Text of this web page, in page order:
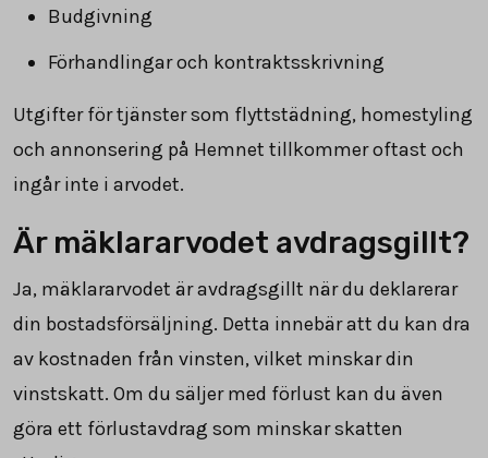
Budgivning
Förhandlingar och kontraktsskrivning
Utgifter för tjänster som flyttstädning, homestyling
och annonsering på Hemnet tillkommer oftast och
ingår inte i arvodet.
Är mäklararvodet avdragsgillt?
Ja, mäklararvodet är avdragsgillt när du deklarerar
din bostadsförsäljning. Detta innebär att du kan dra
av kostnaden från vinsten, vilket minskar din
vinstskatt. Om du säljer med förlust kan du även
göra ett förlustavdrag som minskar skatten